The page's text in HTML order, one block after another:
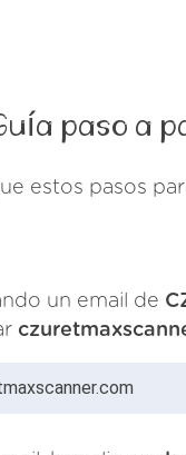
paso a
estos pasos
un email de